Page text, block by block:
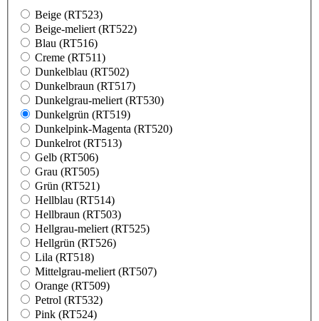
Beige (RT523)
Beige-meliert (RT522)
Blau (RT516)
Creme (RT511)
Dunkelblau (RT502)
Dunkelbraun (RT517)
Dunkelgrau-meliert (RT530)
Dunkelgrün (RT519)
Dunkelpink-Magenta (RT520)
Dunkelrot (RT513)
Gelb (RT506)
Grau (RT505)
Grün (RT521)
Hellblau (RT514)
Hellbraun (RT503)
Hellgrau-meliert (RT525)
Hellgrün (RT526)
Lila (RT518)
Mittelgrau-meliert (RT507)
Orange (RT509)
Petrol (RT532)
Pink (RT524)